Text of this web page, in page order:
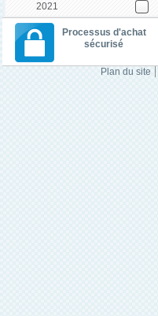
2021
Processus d'achat
sécurisé
Plan du site